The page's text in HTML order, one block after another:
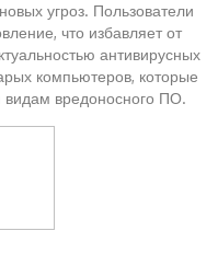
угроз. Пользователи
что избавляет от
антивирусных
компьютеров, которые
вредоносного ПО.